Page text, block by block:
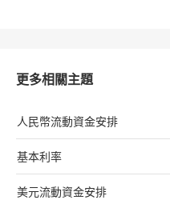
更多相關主題
人民幣流動資金安排
基本利率
美元流動資金安排